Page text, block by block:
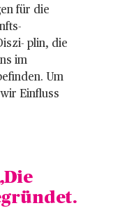
für die
plin, die
im
Um
Einfluss